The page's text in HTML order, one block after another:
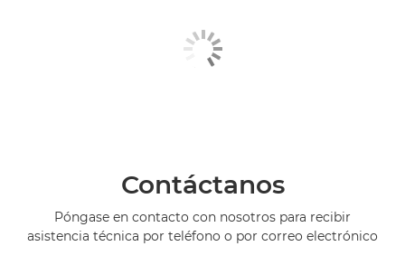
Contáctanos
Póngase en contacto con nosotros para recibir
asistencia técnica por teléfono o por correo electrónico